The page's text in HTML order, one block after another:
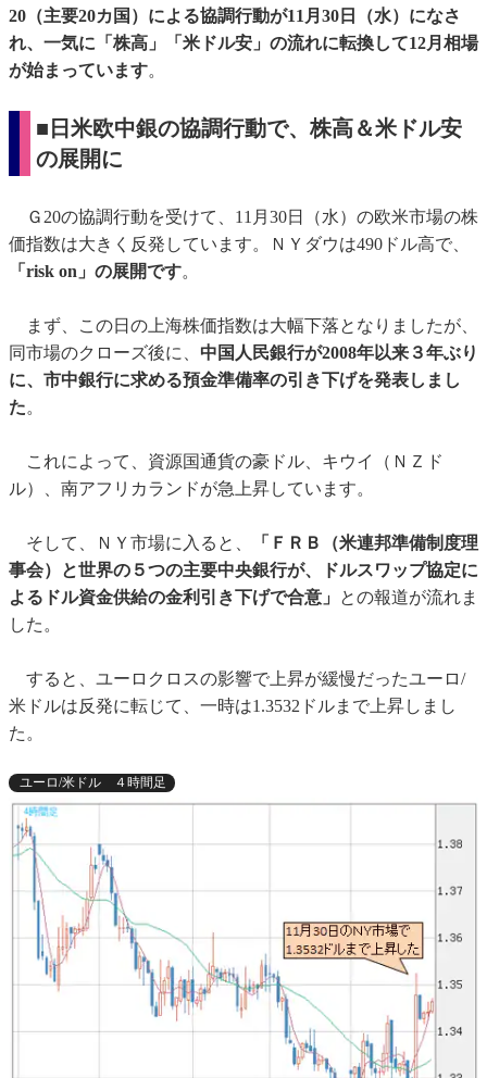
20（主要20カ国）による協調行動が11月30日（水）になさ
れ、 一気に「株高」「米ドル安」の流れに転換して12月相場
が始まっています。
■日米欧中銀の協調行動で、株高＆米ドル安
の展開に
Ｇ20の協調行動を受けて、11月30日（水）の欧米市場の株
価指数は大きく反発しています。ＮＹダウは490ドル高で、
「risk on」の展開です。
まず、この日の上海株価指数は大幅下落となりましたが、
同市場のクローズ後に、 中国人民銀行が2008年以来３年ぶり
に、市中銀行に求める預金準備率の引き下げを発表しまし
た。
これによって、資源国通貨の豪ドル、キウイ（ＮＺド
ル）、南アフリカランドが急上昇しています。
そして、ＮＹ市場に入ると、
「ＦＲＢ（米連邦準備制度理
事会）と世界の５つの主要中央銀行が、ドルスワップ協定に
よるドル資金供給の金利引き下げで合意」
との報道が流れま
した。
すると、ユーロクロスの影響で上昇が緩慢だったユーロ/
米ドルは反発に転じて、一時は1.3532ドルまで上昇しまし
た。
ユーロ/米ドル ４時間足